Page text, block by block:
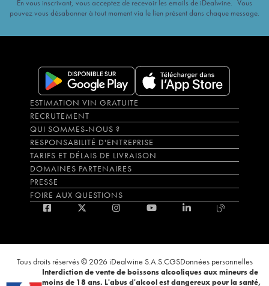
En vous inscrivant, vous acceptez de recevoir les emails de iDealwine. Vous
pouvez vous désabonner à tout moment via le lien présent dans chaque message.
ESTIMATION VIN GRATUITE
RECRUTEMENT
QUI SOMMES-NOUS ?
RESPONSABILITÉ D'ENTREPRISE
TARIFS ET DÉLAIS DE LIVRAISON
DOMAINES PARTENAIRES
PRESSE
FOIRE AUX QUESTIONS
Tous droits réservés © 2026 iDealwine S.A.S.CGSDonnées personnelles
Interdiction de vente de boissons alcooliques aux mineurs de
moins de 18 ans. L'abus d'alcool est dangereux pour la santé,